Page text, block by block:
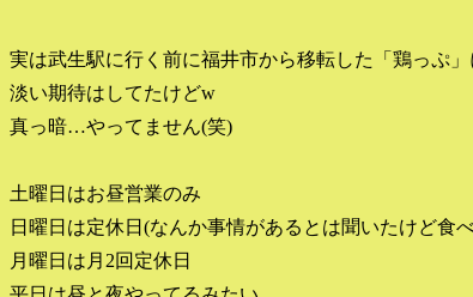
実は武生駅に行く前に福井市から移転した「鶏っぷ
淡い期待はしてたけどw
真っ暗…やってません(笑)
土曜日はお昼営業のみ
日曜日は定休日(なんか事情があるとは聞いたけど食
月曜日は月2回定休日